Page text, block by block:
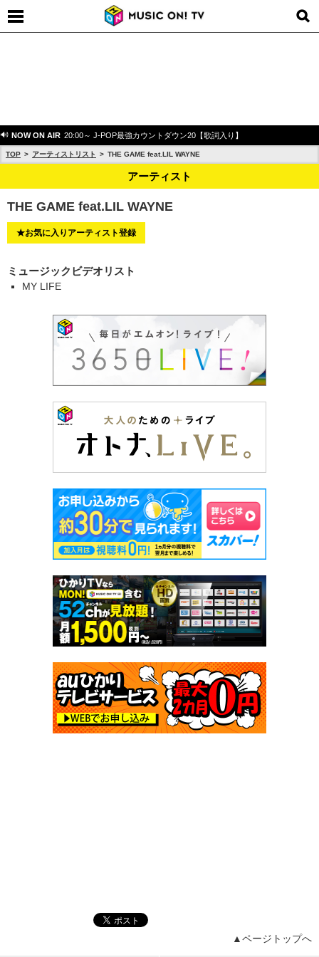
NOW ON AIR 20:00～ J-POP最強カウントダウン20【歌詞入り】
TOP アーティストリスト THE GAME feat.LIL WAYNE
アーティスト
THE GAME feat.LIL WAYNE
★お気に入りアーティスト登録
ミュージックビデオリスト
MY LIFE
▲ページトップへ